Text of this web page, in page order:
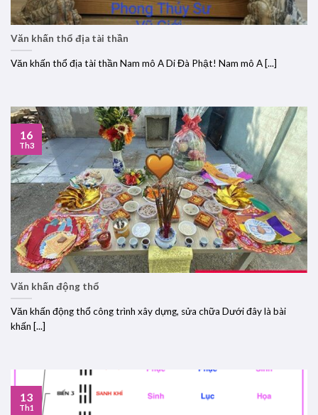
Văn khấn thổ địa tài thần
Văn khấn thổ địa tài thần Nam mô A Di Đà Phật! Nam mô A [...]
Văn khấn động thổ
Văn khấn động thổ công trình xây dựng, sửa chữa Dưới đây là bài
khấn [...]
16
Th3
13
Th1